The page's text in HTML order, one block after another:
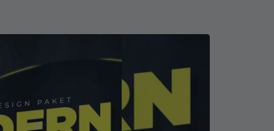
Einfaches Setup für